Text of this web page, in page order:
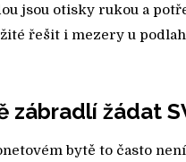
jsou otisky rukou a
řešit i mezery u
zábradlí žádat
bytě to často